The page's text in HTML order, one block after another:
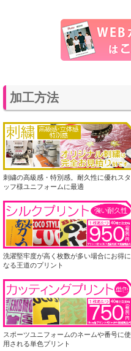
加工方法
刺繍の高級感・特別感。耐久性に優れスタ
ッフ様ユニフォームに最適
洗濯堅牢度が高く枚数が多い場合にお得に
なる王道のプリント
スポーツユニフォームのネームや番号に使
用される単色プリント